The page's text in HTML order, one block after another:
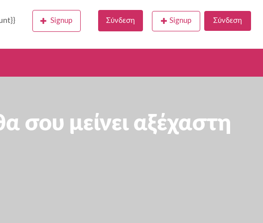
Signup Σύνδεση Signup Σύνδεση
σου μείνει αξέχαστη